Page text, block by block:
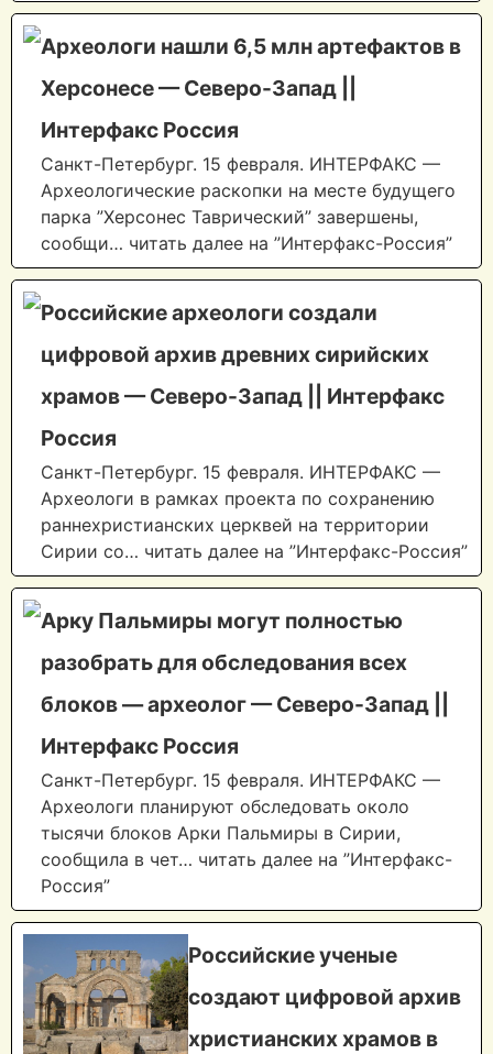
Археологи нашли 6,5 млн артефактов в
Херсонесе — Северо-Запад ||
Интерфакс Россия
Санкт-Петербург. 15 февраля. ИНТЕРФАКС —
Археологические раскопки на месте будущего
парка ”Херсонес Таврический” завершены,
сообщи… читать далее на ”Интерфакс-Россия”
Российские археологи создали
цифровой архив древних сирийских
храмов — Северо-Запад || Интерфакс
Россия
Санкт-Петербург. 15 февраля. ИНТЕРФАКС —
Археологи в рамках проекта по сохранению
раннехристианских церквей на территории
Сирии со… читать далее на ”Интерфакс-Россия”
Арку Пальмиры могут полностью
разобрать для обследования всех
блоков — археолог — Северо-Запад ||
Интерфакс Россия
Санкт-Петербург. 15 февраля. ИНТЕРФАКС —
Археологи планируют обследовать около
тысячи блоков Арки Пальмиры в Сирии,
сообщила в чет… читать далее на ”Интерфакс-
Россия”
Российские ученые
создают цифровой архив
христианских храмов в